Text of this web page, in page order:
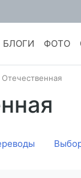
БЛОГИ ФОТО
Отечественная